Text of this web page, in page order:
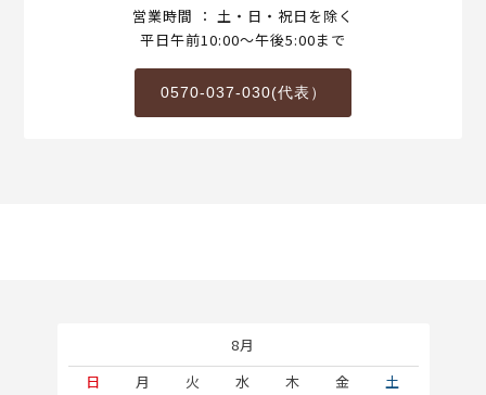
営業時間 ： 土・日・祝日を除く
平日午前10:00～午後5:00まで
0570-037-030(代表）
8月
日
月 火 水 木 金
土